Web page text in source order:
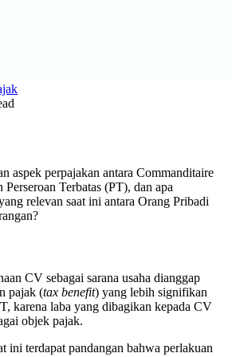
aspek perpajakan antara Commanditaire
Terbatas (PT), dan apa
relevan saat ini antara Orang Pribadi
CV sebagai sarana usaha dianggap
pajak (tax benefit) yang lebih signifikan
karena laba yang dibagikan kepada CV
objek pajak.
ini terdapat pandangan bahwa perlakuan